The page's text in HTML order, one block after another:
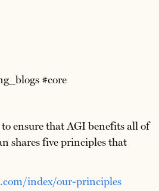
#core
ensure that AGI benefits all of
shares five principles that
index/our-principles